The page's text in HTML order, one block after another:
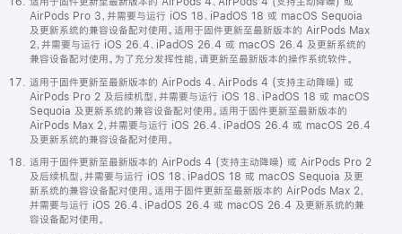
AirPods Pro 3，并需要与运行 iOS 18、iPadOS 18 或 macOS Sequoia
及更新系统的兼容设备配对使用。适用于固件更新至最新版本的 AirPods Max
2，并需要与运行 iOS 26.4、iPadOS 26.4 或 macOS 26.4 及更新系统的
兼容设备配对使用。为了充分发挥性能，请更新至最新版本的操作系统软件。
适用于固件更新至最新版本的 AirPods 4、AirPods 4 (支持主动降噪) 或
AirPods Pro 2 及后续机型，并需要与运行 iOS 18、iPadOS 18 或 macOS
Sequoia 及更新系统的兼容设备配对使用。适用于固件更新至最新版本的
AirPods Max 2，并需要与运行 iOS 26.4、iPadOS 26.4 或 macOS 26.4
及更新系统的兼容设备配对使用。
适用于固件更新至最新版本的 AirPods 4 (支持主动降噪) 或 AirPods Pro 2
及后续机型，并需要与运行 iOS 18、iPadOS 18 或 macOS Sequoia 及更
新系统的兼容设备配对使用。适用于固件更新至最新版本的 AirPods Max 2，
并需要与运行 iOS 26.4、iPadOS 26.4 或 macOS 26.4 及更新系统的兼
容设备配对使用。